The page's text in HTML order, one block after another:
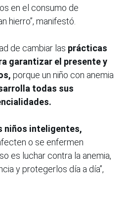
en el consumo de
hierro”, manifestó.
de cambiar las prácticas
garantizar el presente y
porque un niño con anemia
todas sus
niños inteligentes,
o se enfermen
es luchar contra la anemia,
y protegerlos día a día”,